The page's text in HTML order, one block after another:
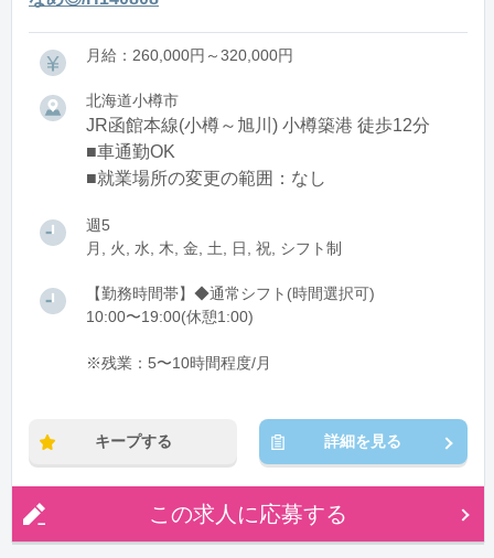
月給：260,000円～320,000円
北海道小樽市
JR函館本線(小樽～旭川) 小樽築港 徒歩12分
■車通勤OK
■就業場所の変更の範囲：なし
週5
月, 火, 水, 木, 金, 土, 日, 祝, シフト制
【勤務時間帯】◆通常シフト(時間選択可)
10:00〜19:00(休憩1:00)
※残業：5〜10時間程度/月
キープする 詳細を見る
この求人に応募する